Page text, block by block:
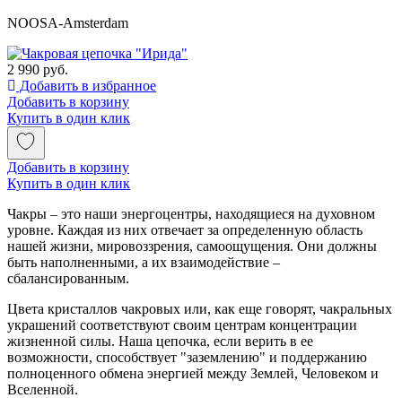
NOOSA-Amsterdam
2 990 руб.
Добавить в избранное
Добавить в корзину
Купить в один клик
Добавить в корзину
Купить в один клик
Чакры – это наши энергоцентры, находящиеся на духовном
уровне. Каждая из них отвечает за определенную область
нашей жизни, мировоззрения, самоощущения. Они должны
быть наполненными, а их взаимодействие –
сбалансированным.
Цвета кристаллов чакровых или, как еще говорят, чакральных
украшений соответствуют своим центрам концентрации
жизненной силы. Наша цепочка, если верить в ее
возможности, способствует "заземлению" и поддержанию
полноценного обмена энергией между Землей, Человеком и
Вселенной.